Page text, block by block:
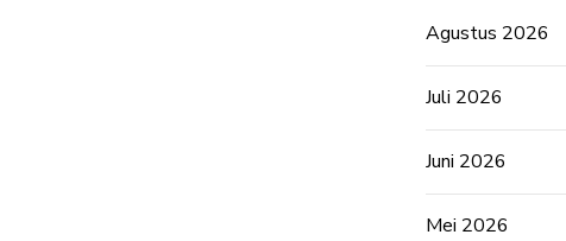
Agustus 2026
Juli 2026
Juni 2026
Mei 2026